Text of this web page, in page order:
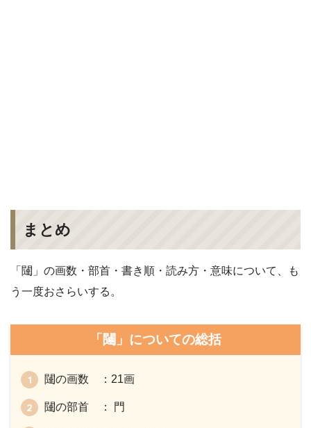
まとめ
「闥」の画数・部首・書き順・読み方・意味について、も
う一度おさらいする。
「闥」についての総括
闥の画数 ：21画
闥の部首 ： 門